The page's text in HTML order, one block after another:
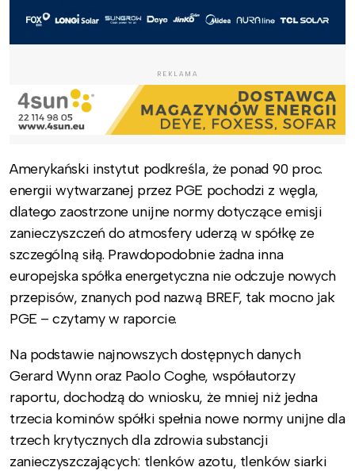
REKLAMA
Amerykański instytut podkreśla, że ponad 90 proc.
energii wytwarzanej przez PGE pochodzi z węgla,
dlatego zaostrzone unijne normy dotyczące emisji
zanieczyszczeń do atmosfery uderzą w spółkę ze
szczególną siłą. Prawdopodobnie żadna inna
europejska spółka energetyczna nie odczuje nowych
przepisów, znanych pod nazwą BREF, tak mocno jak
PGE – czytamy w raporcie.
Na podstawie najnowszych dostępnych danych
Gerard Wynn oraz Paolo Coghe, współautorzy
raportu, dochodzą do wniosku, że mniej niż jedna
trzecia kominów spółki spełnia nowe normy unijne dla
trzech krytycznych dla zdrowia substancji
zanieczyszczających: tlenków azotu, tlenków siarki